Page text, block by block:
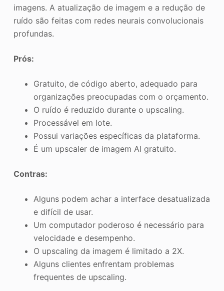
imagens. A atualização de imagem e a redução de
ruído são feitas com redes neurais convolucionais
profundas.
Prós:
Gratuito, de código aberto, adequado para
organizações preocupadas com o orçamento.
O ruído é reduzido durante o upscaling.
Processável em lote.
Possui variações específicas da plataforma.
É um upscaler de imagem AI gratuito.
Contras:
Alguns podem achar a interface desatualizada
e difícil de usar.
Um computador poderoso é necessário para
velocidade e desempenho.
O upscaling da imagem é limitado a 2X.
Alguns clientes enfrentam problemas
frequentes de upscaling.